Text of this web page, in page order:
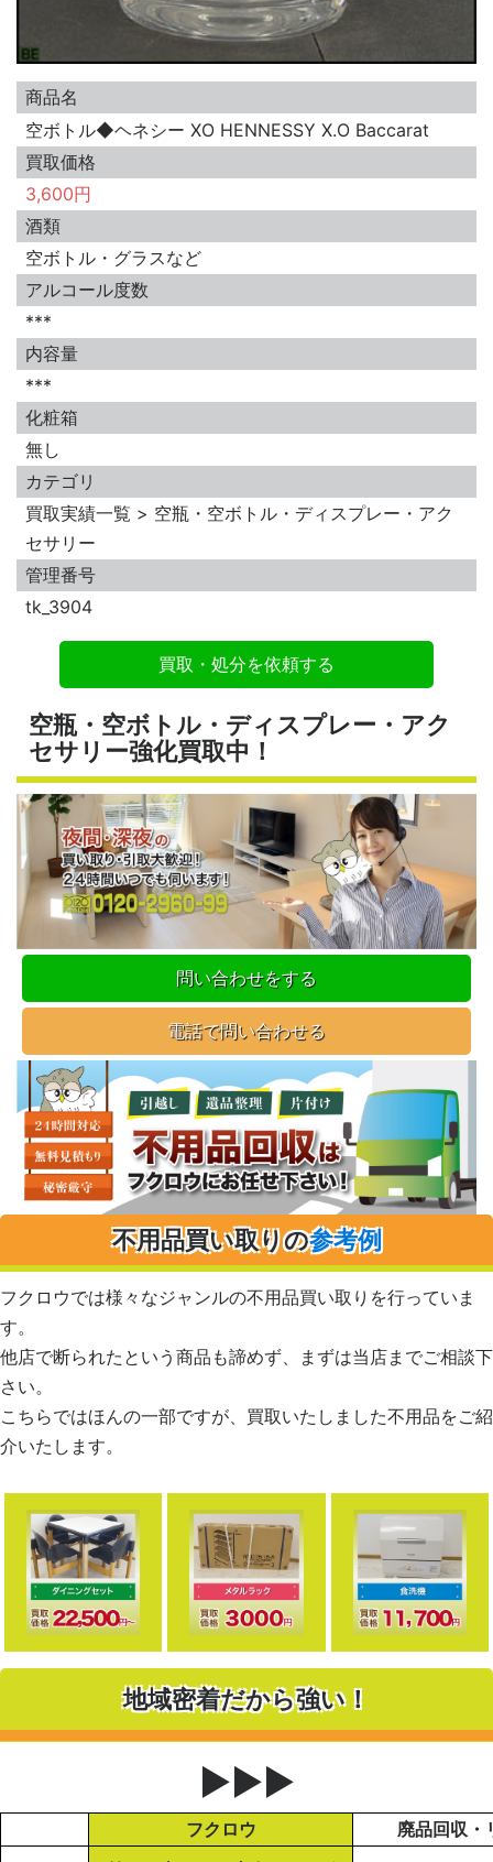
商品名
空ボトル◆ヘネシー XO HENNESSY X.O Baccarat
買取価格
3,600円
酒類
空ボトル・グラスなど
アルコール度数
***
内容量
***
化粧箱
無し
カテゴリ
買取実績一覧 > 空瓶・空ボトル・ディスプレー・アク
セサリー
管理番号
tk_3904
買取・処分を依頼する
空瓶・空ボトル・ディスプレー・アク
セサリー強化買取中！
問い合わせをする
電話で問い合わせる
不用品買い取りの参考例
フクロウでは様々なジャンルの不用品買い取りを行っていま
す。
他店で断られたという商品も諦めず、まずは当店までご相談下
さい。
こちらではほんの一部ですが、買取いたしました不用品をご紹
介いたします。
地域密着だから強い！
▶▶▶
フクロウ
廃品回収・